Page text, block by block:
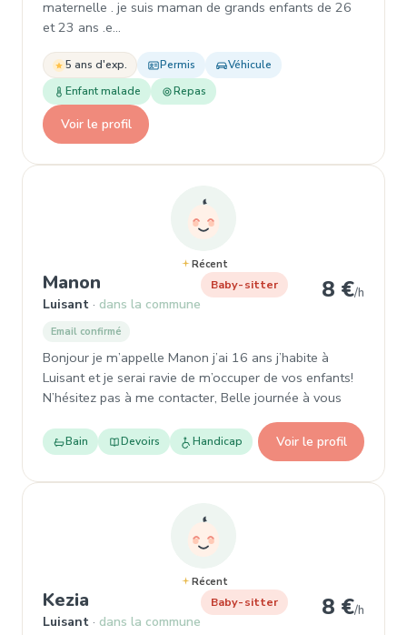
maternelle . je suis maman de grands enfants de 26
et 23 ans .e…
5 ans d'exp. Permis
Véhicule
Enfant malade
Repas
Voir le profil
Récent
Manon , Garde d'enfant à Luisant
Luisant dans la commune
Baby-sitter 8 €/h
Email confirmé
Bonjour je m’appelle Manon j’ai 16 ans j’habite à
Luisant et je serai ravie de m’occuper de vos enfants!
N’hésitez pas à me contacter, Belle journée à vous
Bain Devoirs Handicap Voir le profil
Récent
Kezia , Garde d'enfant à Luisant
Luisant dans la commune
Baby-sitter 8 €/h